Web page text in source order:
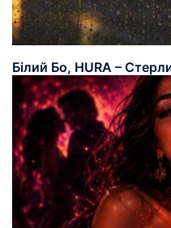
Білий Бо, HURA –